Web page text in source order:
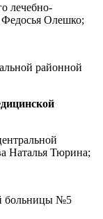
лечебно-
Федосья Олешко;
районной
Наталья Тюрина;
больницы №5